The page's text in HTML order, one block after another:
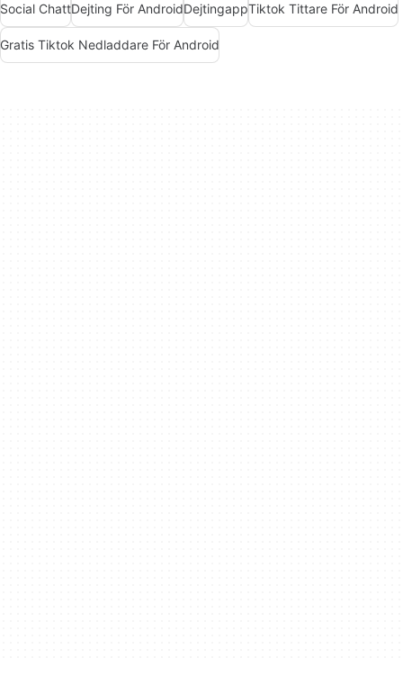
Social ChattDejting För AndroidDejtingappTiktok Tittare För Android
Gratis Tiktok Nedladdare För Android